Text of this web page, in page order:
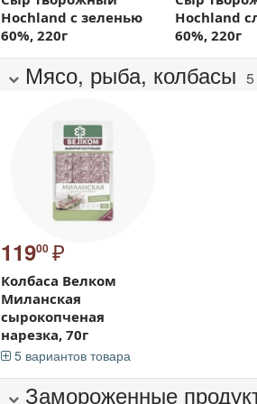
Hochland с зеленью
60%, 220г
Hochland
60%, 220г
Мясо, рыба, колбасы 5
11900 ₽
Колбаса Велком
Миланская
сырокопченая
нарезка, 70г
5 вариантов товара
Замороженные